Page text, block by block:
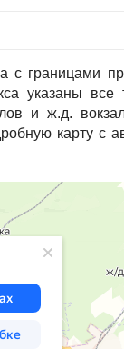
с границами
указаны все
и ж.д.
карту с